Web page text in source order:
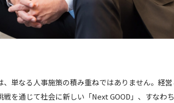
、単なる人事施策の積み重ねではありません。経
戦を通じて社会に新しい「Next GOOD」、すなわ